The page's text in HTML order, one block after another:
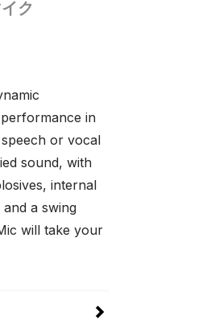
ク
in
or vocal
sound, with
internal
a swing
will take your